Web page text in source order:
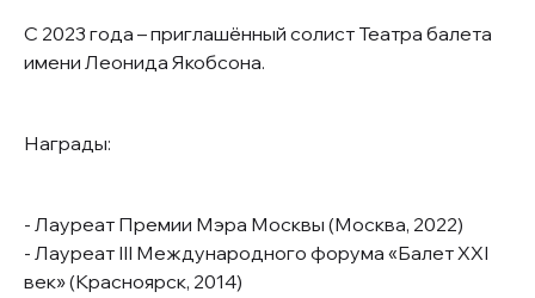
С 2023 года – приглашённый солист Театра балета
имени Леонида Якобсона.
Награды:
- Лауреат Премии Мэра Москвы (Москва, 2022)
- Лауреат III Международного форума «Балет XXI
век» (Красноярск, 2014)